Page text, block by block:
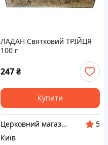
ЛАДАН Святковий ТРІЙЦЯ
100 г
247₴
Купити
Церковний магазин "АФОН"
5
Київ